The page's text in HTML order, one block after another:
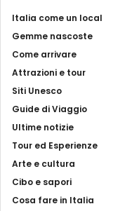
Italia come un local
Gemme nascoste
Come arrivare
Attrazioni e tour
Siti Unesco
Guide di Viaggio
Ultime notizie
Tour ed Esperienze
Arte e cultura
Cibo e sapori
Cosa fare in Italia